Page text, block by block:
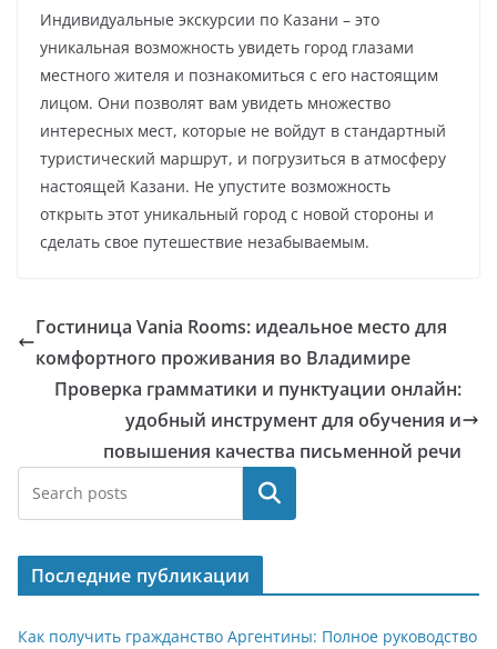
Индивидуальные экскурсии по Казани – это
уникальная возможность увидеть город глазами
местного жителя и познакомиться с его настоящим
лицом. Они позволят вам увидеть множество
интересных мест, которые не войдут в стандартный
туристический маршрут, и погрузиться в атмосферу
настоящей Казани. Не упустите возможность
открыть этот уникальный город с новой стороны и
сделать свое путешествие незабываемым.
Гостиница Vania Rooms: идеальное место для
комфортного проживания во Владимире
Проверка грамматики и пунктуации онлайн:
удобный инструмент для обучения и
повышения качества письменной речи
Поиск
Последние публикации
Как получить гражданство Аргентины: Полное руководство